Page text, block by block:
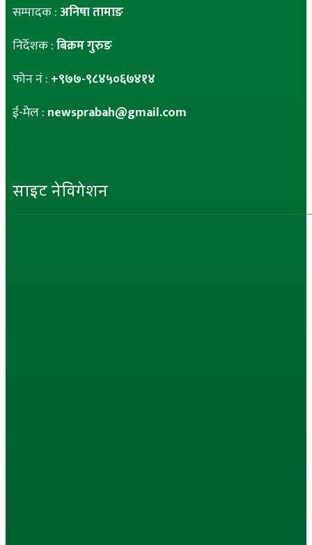
सम्पादक :अनिषा तामाङ
निर्देशक :बिक्रम गुरुङ
फोन नं : +९७७-९८४५०६७४१४
ई-मेल : newsprabah@gmail.com
साइट नेविगेशन